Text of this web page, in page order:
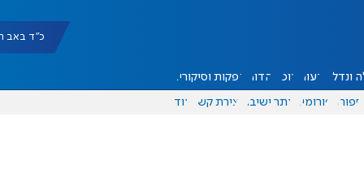
כ"ד באב תשפ"ו
ונדל"ן דעות אוכל יהדות הפקות וסיקורים
ספורט פורומים אתר ישיבה יצירת קשר עוד